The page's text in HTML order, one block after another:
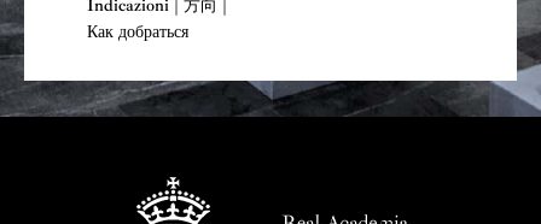
Indicazioni | 方向 |
Как добраться